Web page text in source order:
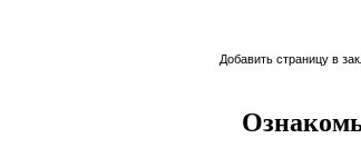
Добавить страницу в